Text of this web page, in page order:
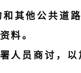
其他公共道
料。
人员商讨，以